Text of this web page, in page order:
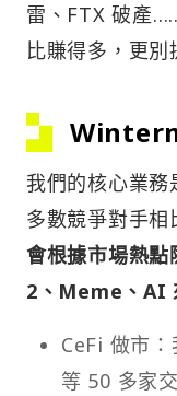
雷、FTX 破產
比賺得多，更別
我們的核心業
多數競爭對手
會根據市場熱
2、Meme、AI
CeFi 做市
等 50 多家